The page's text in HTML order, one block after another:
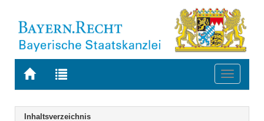
Zur
BAYERN.RECHT
Zur
letzten
Toggle
Inhaltsverzeichnis